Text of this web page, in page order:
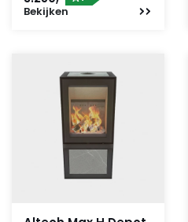
Bekijken